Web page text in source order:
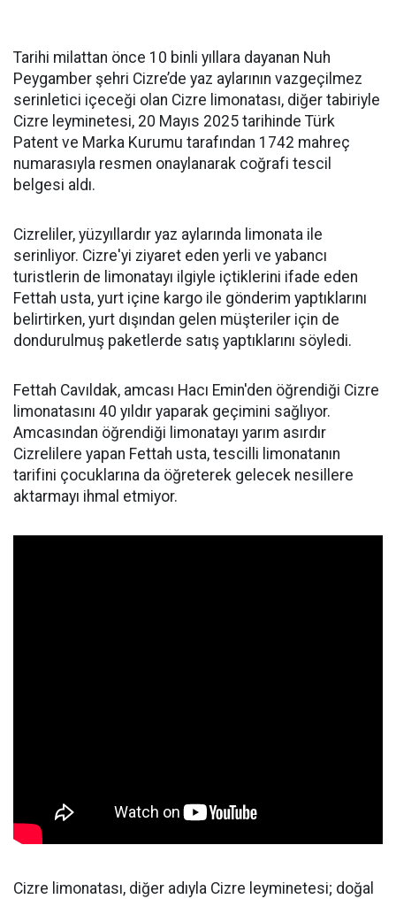
Tarihi milattan önce 10 binli yıllara dayanan Nuh
Peygamber şehri Cizre’de yaz aylarının vazgeçilmez
serinletici içeceği olan Cizre limonatası, diğer tabiriyle
Cizre leyminetesi, 20 Mayıs 2025 tarihinde Türk
Patent ve Marka Kurumu tarafından 1742 mahreç
numarasıyla resmen onaylanarak coğrafi tescil
belgesi aldı.
Cizreliler, yüzyıllardır yaz aylarında limonata ile
serinliyor. Cizre'yi ziyaret eden yerli ve yabancı
turistlerin de limonatayı ilgiyle içtiklerini ifade eden
Fettah usta, yurt içine kargo ile gönderim yaptıklarını
belirtirken, yurt dışından gelen müşteriler için de
dondurulmuş paketlerde satış yaptıklarını söyledi.
Fettah Cavıldak, amcası Hacı Emin'den öğrendiği Cizre
limonatasını 40 yıldır yaparak geçimini sağlıyor.
Amcasından öğrendiği limonatayı yarım asırdır
Cizrelilere yapan Fettah usta, tescilli limonatanın
tarifini çocuklarına da öğreterek gelecek nesillere
aktarmayı ihmal etmiyor.
Cizre limonatası, diğer adıyla Cizre leyminetesi; doğal